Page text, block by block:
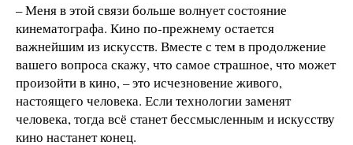
– Меня в этой связи больше волнует состояние
кинематографа. Кино по-прежнему остается
важнейшим из искусств. Вместе с тем в продолжение
вашего вопроса скажу, что самое страшное, что может
произойти в кино, – это исчезновение живого,
настоящего человека. Если технологии заменят
человека, тогда всё станет бессмысленным и искусству
кино настанет конец.